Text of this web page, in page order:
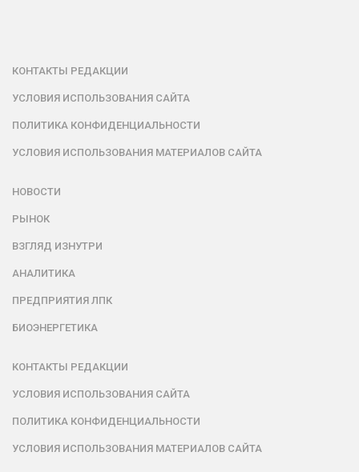
КОНТАКТЫ РЕДАКЦИИ
УСЛОВИЯ ИСПОЛЬЗОВАНИЯ САЙТА
ПОЛИТИКА КОНФИДЕНЦИАЛЬНОСТИ
УСЛОВИЯ ИСПОЛЬЗОВАНИЯ МАТЕРИАЛОВ САЙТА
НОВОСТИ
РЫНОК
ВЗГЛЯД ИЗНУТРИ
АНАЛИТИКА
ПРЕДПРИЯТИЯ ЛПК
БИОЭНЕРГЕТИКА
КОНТАКТЫ РЕДАКЦИИ
УСЛОВИЯ ИСПОЛЬЗОВАНИЯ САЙТА
ПОЛИТИКА КОНФИДЕНЦИАЛЬНОСТИ
УСЛОВИЯ ИСПОЛЬЗОВАНИЯ МАТЕРИАЛОВ САЙТА